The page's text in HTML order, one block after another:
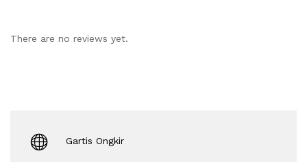
There are no reviews yet.
Gartis Ongkir